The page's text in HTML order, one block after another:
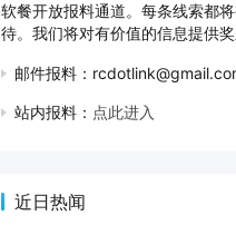
软餐开放报料通道。每条线索都
待。我们将对有价值的信息提供奖
邮件报料：
站内报料： 点此进入
近日热闻